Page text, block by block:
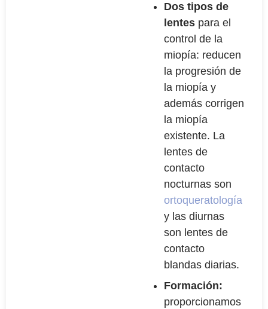
Dos tipos de
lentes para el
control de la
miopía: reducen
la progresión de
la miopía y
además corrigen
la miopía
existente. La
lentes de
contacto
nocturnas son
ortoqueratología
y las diurnas
son lentes de
contacto
blandas diarias.
Formación:
proporcionamos